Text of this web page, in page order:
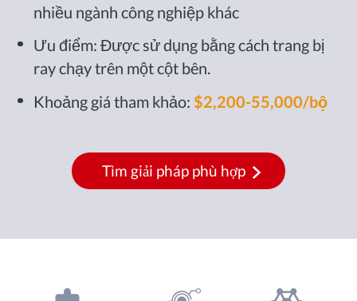
nhiều ngành công nghiệp khác
Ưu điểm: Được sử dụng bằng cách trang bị
ray chạy trên một cột bên.
Khoảng giá tham khảo: $2,200-55,000/bộ
Tìm giải pháp phù hợp